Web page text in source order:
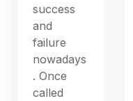
success
and
failure
nowadays
. Once
called